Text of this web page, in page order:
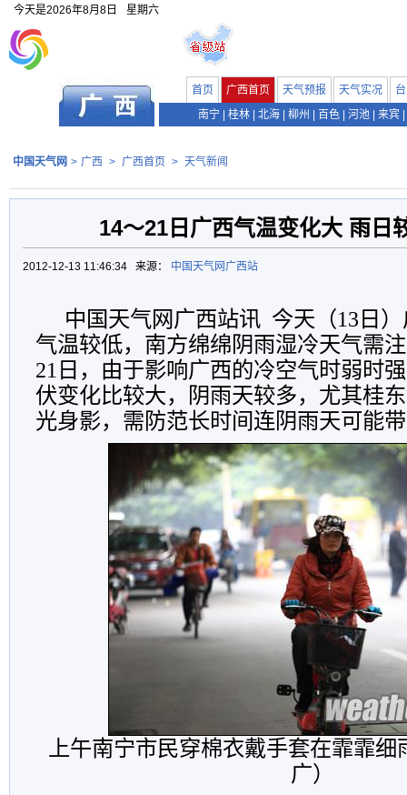
今天是2026年8月8日 星期六
首页 广西首页 天气预报 天气实况
南宁
桂林 北海 柳州 百色 河池 来宾
中国天气网 > 广西 > 广西首页 > 天气新闻
14～21日广西气温变化大 雨日
2012-12-13 11:46:34 来源： 中国天气网广西站
中国天气网广西站讯 今天（13日
气温较低，南方绵绵阴雨湿冷天气需
21日，由于影响广西的冷空气时弱时
伏变化比较大，阴雨天较多，尤其桂
光身影，需防范长时间连阴雨天可能
上午南宁市民穿棉衣戴手套在霏霏
广）